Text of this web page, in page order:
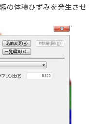
の体積ひずみを発生させ